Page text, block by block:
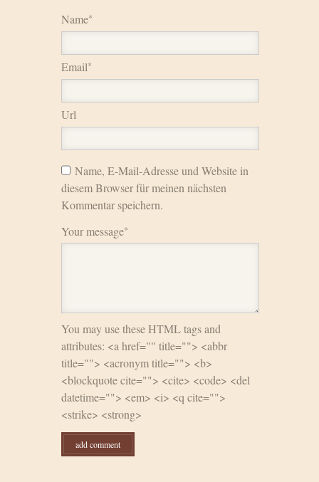
Name*
Email*
Url
Name, E-Mail-Adresse und Website in
diesem Browser für meinen nächsten
Kommentar speichern.
Your message*
You may use these HTML tags and
attributes: <a href="" title=""> <abbr
title=""> <acronym title=""> <b>
<blockquote cite=""> <cite> <code> <del
datetime=""> <em> <i> <q cite="">
<strike> <strong>